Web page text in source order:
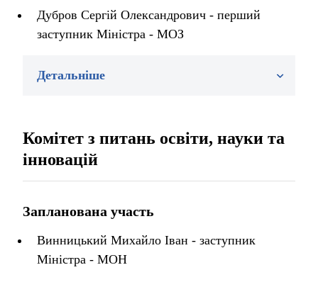
Дубров Сергій Олександрович - перший
заступник Міністра - МОЗ
Детальніше
Комітет з питань освіти, науки та
інновацій
Запланована участь
Винницький Михайло Іван - заступник
Міністра - МОН